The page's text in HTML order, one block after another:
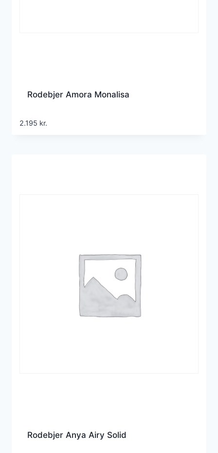
Rodebjer Amora Monalisa
2.195 kr.
Rodebjer Anya Airy Solid